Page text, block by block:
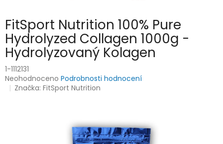
FitSport Nutrition 100% Pure
Hydrolyzed Collagen 1000g -
Hydrolyzovaný Kolagen
1-1112131
Průměrné
hodnocení
Neohodnoceno Podrobnosti hodnocení
Značka:FitSport Nutrition